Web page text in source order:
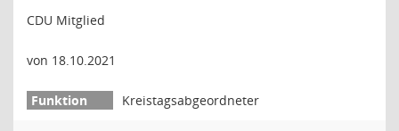
CDU Mitglied
von 18.10.2021
Kreistagsabgeordneter